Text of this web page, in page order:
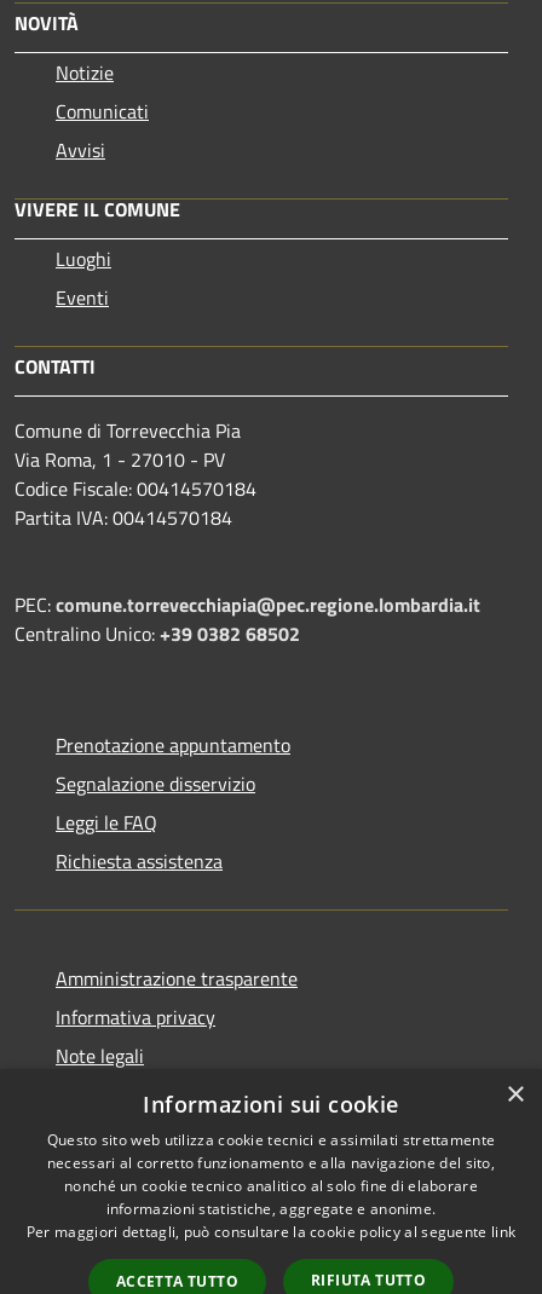
NOVITÀ
Notizie
Comunicati
Avvisi
VIVERE IL COMUNE
Luoghi
Eventi
CONTATTI
Comune di Torrevecchia Pia
Via Roma, 1 - 27010 - PV
Codice Fiscale: 00414570184
Partita IVA: 00414570184
PEC:comune.torrevecchiapia@pec.regione.lombardia.it
Centralino Unico:+39 0382 68502
Prenotazione appuntamento
Segnalazione disservizio
Leggi le FAQ
Richiesta assistenza
Amministrazione trasparente
Informativa privacy
Note legali
Dichiarazione di accessibilità
Accessibilità
Copyright © 2026 • Comune di
Torrevecchia Pia • Powered by
Municipium•
Accesso
×
Informazioni sui cookie
Questo sito web utilizza cookie tecnici e assimilati strettamente
necessari al corretto funzionamento e alla navigazione del sito,
nonché un cookie tecnico analitico al solo fine di elaborare
informazioni statistiche, aggregate e anonime.
Per maggiori dettagli, può consultare la cookie policy al seguente link
ACCETTA TUTTO RIFIUTA TUTTO